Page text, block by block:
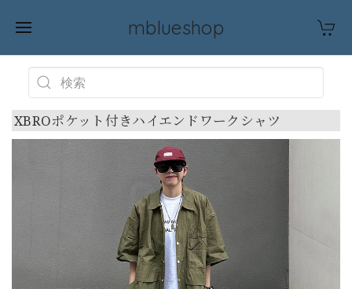
mblueshop
XBROポケット付きハイエンドワークシャツ